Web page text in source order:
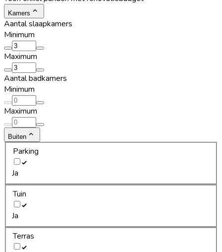
Kamers
Aantal slaapkamers
Minimum
Maximum
Aantal badkamers
Minimum
Maximum
Buiten
Parking
Ja
Tuin
Ja
Terras